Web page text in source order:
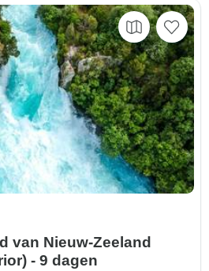
van Nieuw-Zeeland
- 9 dagen